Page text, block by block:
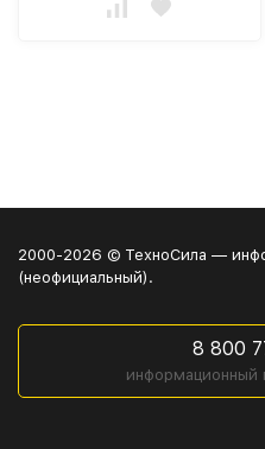
2000-2026 © ТехноСила —
(неофициальный).
8 800
информационный